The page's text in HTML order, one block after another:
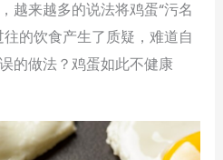
越来越多的说法将鸡蛋“污名
的饮食产生了质疑，难道自
的做法？鸡蛋如此不健康